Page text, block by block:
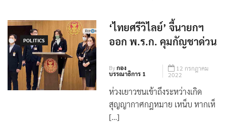
POLITICS
‘ไทยศรีวิไลย์’ จี้นายกฯ
ออก พ.ร.ก. คุมกัญชาด่วน
Byกอง
บรรณาธิการ 1
12 กรกฎาคม
2022
ห่วงเยาวชนเข้าถึงระหว่างเกิด
สุญญากาศกฎหมาย เหน็บ หากเห็
[…]